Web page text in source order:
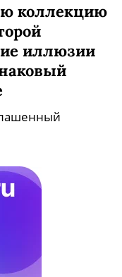
коллекцию
иллюзии